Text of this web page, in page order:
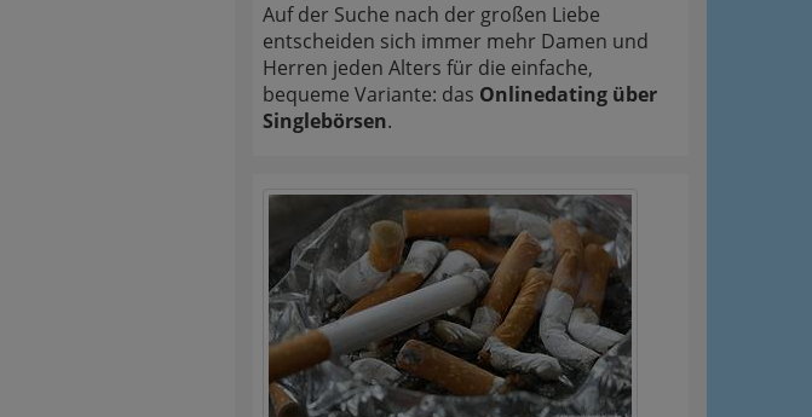
Auf der Suche nach der großen Liebe
entscheiden sich immer mehr Damen und
Herren jeden Alters für die einfache,
bequeme Variante: das Onlinedating über
Singlebörsen.